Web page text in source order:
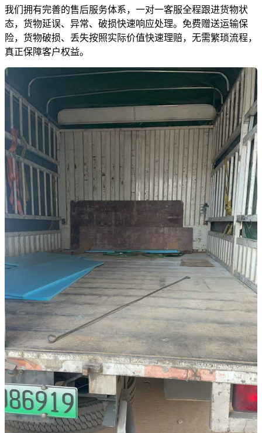
我们拥有完善的售后服务体系，一对一客服全程跟进货物状
态，货物延误、异常、破损快速响应处理。免费赠送运输保
险，货物破损、丢失按照实际价值快速理赔，无需繁琐流程，
真正保障客户权益。